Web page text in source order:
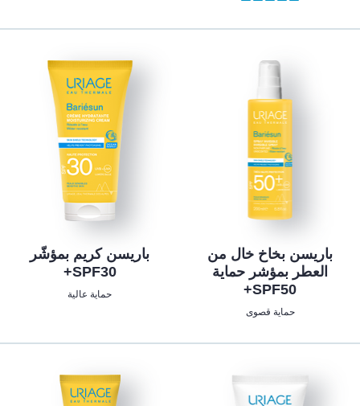
باريسن بخاخ خال من
العطر بمؤشر حماية
SPF50+
حماية قصوى
باريسن كريم بمؤشّر
SPF30+
حماية عالية